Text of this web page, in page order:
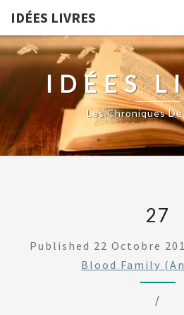
IDÉES LIVRES
IDÉES
Les Chroniques
27
Published 22 Octobre
Blood Family
/